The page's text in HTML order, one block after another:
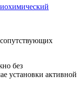
без
установки активной